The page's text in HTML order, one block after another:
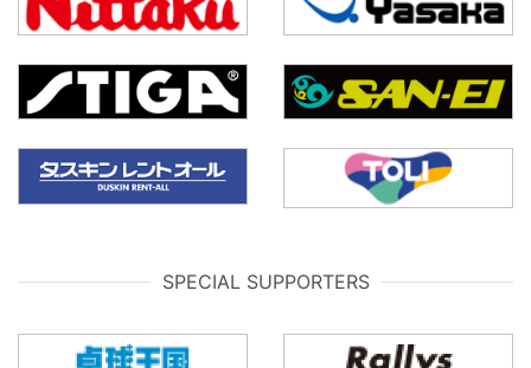
SPECIAL SUPPORTERS